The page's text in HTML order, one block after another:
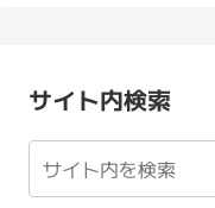
サイト内検索